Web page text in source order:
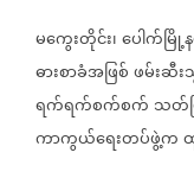
မကွေးတိုင်း၊ပေါက်မ
ဓားစာခံအဖြစ်ဖမ်းဆီ
ရက်ရက်စက်စက် သတ်
ကာကွယ်ရေးတပ်ဖွဲ့က